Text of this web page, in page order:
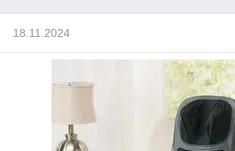
18.11.2024